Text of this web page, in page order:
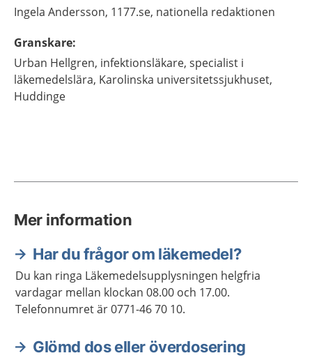
Ingela Andersson, 1177.se, nationella redaktionen
Granskare:
Urban Hellgren, infektionsläkare, specialist i
läkemedelslära, Karolinska universitetssjukhuset,
Huddinge
Mer information
Har du frågor om läkemedel?
Du kan ringa Läkemedelsupplysningen helgfria
vardagar mellan klockan 08.00 och 17.00.
Telefonnumret är 0771-46 70 10.
Glömd dos eller överdosering